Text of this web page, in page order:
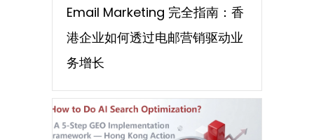
Email Marketing 完全指南：香
港企业如何透过电邮营销驱动业
务增长